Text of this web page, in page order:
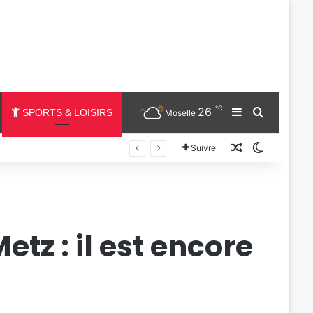
SPORTS & LOISIRS Moselle 26℃ SidebarChercher
Suivre Un article au
: il est encore